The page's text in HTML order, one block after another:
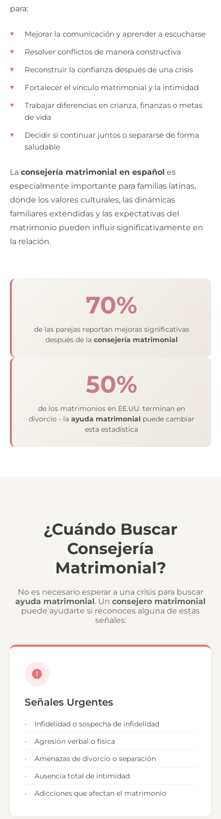
para:
Mejorar la comunicación y aprender a escucharse
Resolver conflictos de manera constructiva
Reconstruir la confianza después de una crisis
Fortalecer el vínculo matrimonial y la intimidad
Trabajar diferencias en crianza, finanzas o metas
de vida
Decidir si continuar juntos o separarse de forma
saludable
La consejería matrimonial en español es
especialmente importante para familias latinas,
donde los valores culturales, las dinámicas
familiares extendidas y las expectativas del
matrimonio pueden influir significativamente en
la relación.
70%
de las parejas reportan mejoras significativas
después de la consejería matrimonial
50%
de los matrimonios en EE.UU. terminan en
divorcio - la ayuda matrimonial puede cambiar
esta estadística
¿Cuándo Buscar
Consejería
Matrimonial?
No es necesario esperar a una crisis para buscar
ayuda matrimonial . Un consejero matrimonial
puede ayudarte si reconoces alguna de estas
señales:
Señales Urgentes
Infidelidad o sospecha de infidelidad
Agresión verbal o física
Amenazas de divorcio o separación
Ausencia total de intimidad
Adicciones que afectan el matrimonio